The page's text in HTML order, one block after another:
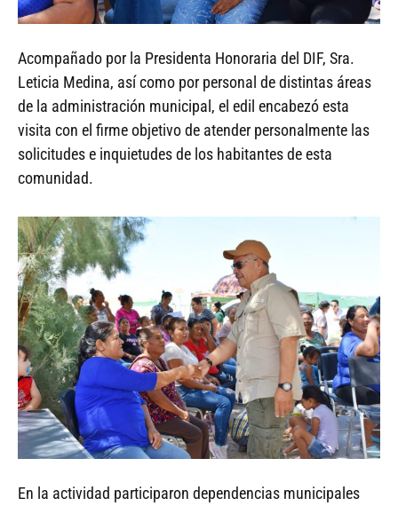
Acompañado por la Presidenta Honoraria del DIF, Sra.
Leticia Medina, así como por personal de distintas áreas
de la administración municipal, el edil encabezó esta
visita con el firme objetivo de atender personalmente las
solicitudes e inquietudes de los habitantes de esta
comunidad.
En la actividad participaron dependencias municipales